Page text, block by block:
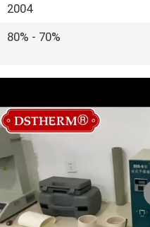
2004
70% - 80%